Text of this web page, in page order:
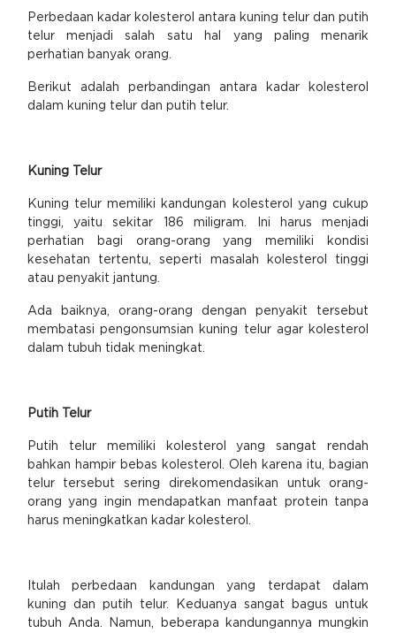
Perbedaan kadar kolesterol antara kuning telur dan putih
telur menjadi salah satu hal yang paling menarik
perhatian banyak orang.
Berikut adalah perbandingan antara kadar kolesterol
dalam kuning telur dan putih telur.
Kuning Telur
Kuning telur memiliki kandungan kolesterol yang cukup
tinggi, yaitu sekitar 186 miligram. Ini harus menjadi
perhatian bagi orang-orang yang memiliki kondisi
kesehatan tertentu, seperti masalah kolesterol tinggi
atau penyakit jantung.
Ada baiknya, orang-orang dengan penyakit tersebut
membatasi pengonsumsian kuning telur agar kolesterol
dalam tubuh tidak meningkat.
Putih Telur
Putih telur memiliki kolesterol yang sangat rendah
bahkan hampir bebas kolesterol. Oleh karena itu, bagian
telur tersebut sering direkomendasikan untuk orang-
orang yang ingin mendapatkan manfaat protein tanpa
harus meningkatkan kadar kolesterol.
Itulah perbedaan kandungan yang terdapat dalam
kuning dan putih telur. Keduanya sangat bagus untuk
tubuh Anda. Namun, beberapa kandungannya mungkin